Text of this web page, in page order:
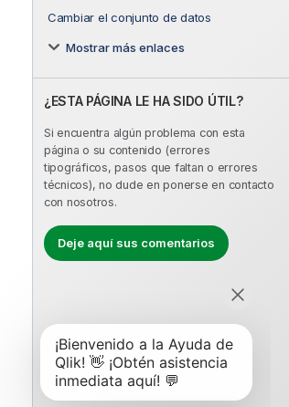
Cambiar el conjunto de datos
Mostrar más enlaces
¿ESTA PÁGINA LE HA SIDO ÚTIL?
Si encuentra algún problema con esta
página o su contenido (errores
tipográficos, pasos que faltan o errores
técnicos), no dude en ponerse en contacto
con nosotros.
Deje aquí sus comentarios